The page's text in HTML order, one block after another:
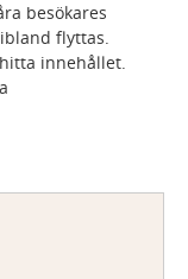
besökares
flyttas.
innehållet.